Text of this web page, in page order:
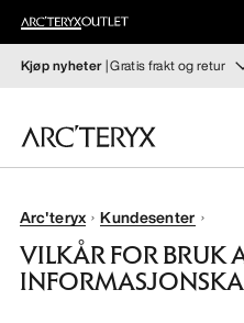
Kjøp nyheter| Gratis frakt og retur
Sjekk nyhetene som gir
temperaturregulering til
Til dame
Gratis retur
Har du ombestemt deg?
DAME
HERRE
UTSTYR
VEILANCE
Arc'teryx Kundesenter
VILKÅR FOR BRUK